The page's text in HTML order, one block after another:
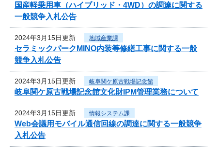
国産軽乗用車（ハイブリッド・4WD）の調達に関する
一般競争入札公告
2024年3月15日更新 地域産業課
セラミックパークMINO内装等修繕工事に関する一般
競争入札公告
2024年3月15日更新 岐阜関ケ原古戦場記念館
岐阜関ケ原古戦場記念館文化財IPM管理業務について
2024年3月15日更新 情報システム課
Web会議用モバイル通信回線の調達に関する一般競争
入札公告